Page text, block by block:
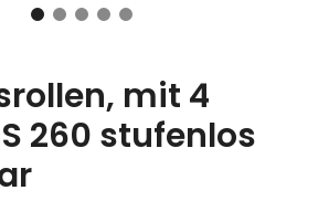
mit 4
260 stufenlos